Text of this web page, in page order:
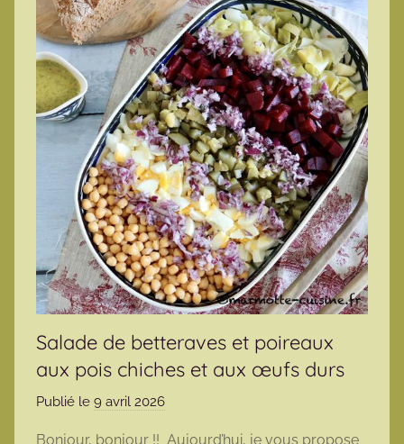
Salade de betteraves et poireaux
aux pois chiches et aux œufs durs
Publié le 9 avril 2026
Bonjour, bonjour !! Aujourd’hui, je vous propose